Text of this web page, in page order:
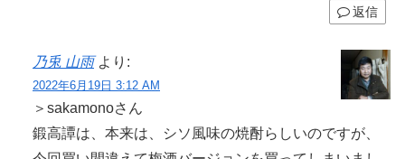
返信
乃兎 山雨 より:
2022年6月19日 3:12 AM
＞sakamonoさん
鍛高譚は、本来は、シソ風味の焼酎らしいのですが、